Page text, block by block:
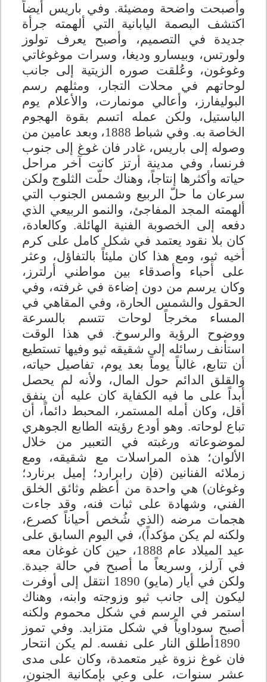
وأصبحت واضحة ومضيئة. وفي باريس أيضاً
اكتشف البصمة اليابانية التي ألهمته جرأة
جديدة في التصميم، وأصبح يعرف تولوز
ولورتس، وبيسارو وديغا، وسرات موغوغاتي
وغوغون، وعُلقت صوره الزيتية إلى جانب
لوحاتهم في محلات التجار، ومثلهم رسم
البوليفارز، وأعالي مونمارت، والأعلام يوم
الباستيل، ولكن عمله اتسم بقوة الهجوم
الخاصة به. وفي شباط 1888، وبعد عامين من
وصوله إلى باريس، غادر فان غوغ إلى جنوب
فرنسا، وفي مدينة أرتز كانت آخر مراحل
حياته وأكثرها إنتاجاً، وهناك حلّت الثلوج ولكن
سرعان ما حلّ الربيع وشمس الجنوب التي
ألهمته المجد المفاجئ، والنمو الربيعي الذي
دفعه إلى الخصوبة الفنية الهائلة. وكالعادة،
كان بلا نقود يعتمد في شكل كامل على كرم
أخيه ثيو، ومع هذا كان مليئاً بالتفاؤل، وعثر
على أحباء وأصدقاء بين مواطني أرلترز،
وكان يرسم من دون إضاءة في غرفته، وفي
الحقول والشمس الحارة، وفي المقاهي في
المساء مخرجاً لوحات تتسم بالسرعة
ووضوح الرؤية والرسوخ. في هذا الوقت
استأنف رسائله إلى شقيقه ثيو وفيها تستطيع
أن تتابع، غالباً يوماً بعد يوم، تفاصيل حياته،
والقلق الدائم حول المال، ولأنه لم يحصل
أبداً على ما فيه الكفاية كان عليه أن ينفق
أقل، وكان أمله المستمر، المحبط دائماً، أن
تباع لوحاته. وهو أودع رؤيته الطابع الجوهري
لموضوعاته ورغبته في التعبير من خلال
الألوان؛ هذه المراسلات مع شقيقه، ومع
زملائه الفنانين (فإن رابرارد؛ إميل برنارد؛
وغوغان) هي واحدة من أعظم وثائق الخلق
الفني، وشهادة على ثبات فنه، وقد جاءت
هجمات مرضه (الذي شُخص أحياناً كصرع،
ولكنه لم يكن مؤكداً)، في اليوم السابق على
عيد الميلاد عام 1888، حين كان غوغان معه
في آرلز، وسريعاً ما أصبح في حالة جيدة.
ولكن في أيار (مايو) 1890 انتقل إلى أوفرت
ليكون إلى جانب ثيو وزوجته وابنه، وهناك
استمر في الرسم في شكل محموم ولكنه
أصبح سوداوياً في شكل متزايد. وفي تموز
1890 أطلق النار على نفسه. لم يكن انتحار
فان غوغ نزوة غير متعمدة، وكان على مدى
عشر سنوات، على وعي بإمكانية الجنون،